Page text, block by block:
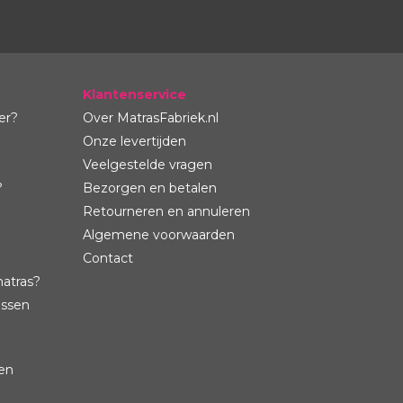
Klantenservice
Over MatrasFabriek.nl
Onze levertijden
Veelgestelde vragen
Bezorgen en betalen
Retourneren en annuleren
Algemene voorwaarden
Contact